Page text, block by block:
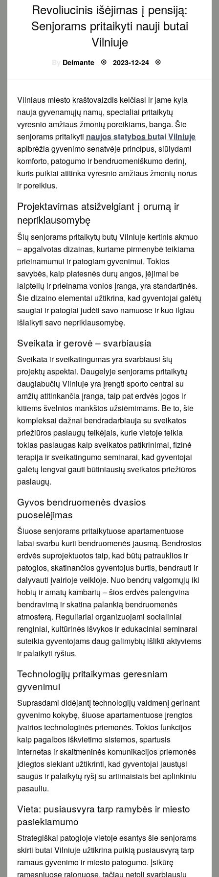
Revoliucinis išėjimas į pensiją:
Senjorams pritaikyti nauji butai
Vilniuje
Deimante Posted
on
2023-12-24
Vilniaus miesto kraštovaizdis keičiasi ir jame kyla
nauja gyvenamųjų namų, specialiai pritaikytų
vyresnio amžiaus žmonių poreikiams, banga. Šie
senjorams pritaikyti naujos statybos butai Vilniuje
apibrėžia gyvenimo senatvėje principus, siūlydami
komforto, patogumo ir bendruomeniškumo derinį,
kuris puikiai atitinka vyresnio amžiaus žmonių norus
ir poreikius.
Projektavimas atsižvelgiant į orumą ir
nepriklausomybę
Šių senjorams pritaikytų butų Vilniuje kertinis akmuo
– apgalvotas dizainas, kuriame pirmenybė teikiama
prieinamumui ir patogiam gyvenimui. Tokios
savybės, kaip platesnės durų angos, įėjimai be
laiptelių ir prieinama vonios įranga, yra standartinės.
Šie dizaino elementai užtikrina, kad gyventojai galėtų
saugiai ir patogiai judėti savo namuose ir kuo ilgiau
išlaikyti savo nepriklausomybę.
Sveikata ir gerovė – svarbiausia
Sveikata ir sveikatingumas yra svarbiausi šių
projektų aspektai. Daugelyje senjorams pritaikytų
daugiabučių Vilniuje yra įrengti sporto centrai su
amžių atitinkančia įranga, taip pat erdvės jogos ir
kitiems švelnios mankštos užsiėmimams. Be to, šie
kompleksai dažnai bendradarbiauja su sveikatos
priežiūros paslaugų teikėjais, kurie vietoje teikia
tokias paslaugas kaip sveikatos patikrinimai, fizinė
terapija ir sveikatingumo seminarai, kad gyventojai
galėtų lengvai gauti būtiniausių sveikatos priežiūros
paslaugų.
Gyvos bendruomenės dvasios
puoselėjimas
Šiuose senjorams pritaikytuose apartamentuose
labai svarbu kurti bendruomenės jausmą. Bendrosios
erdvės suprojektuotos taip, kad būtų patrauklios ir
patogios, skatinančios gyventojus burtis, bendrauti ir
dalyvauti įvairioje veikloje. Nuo bendrų valgomųjų iki
hobių ir amatų kambarių – šios erdvės palengvina
bendravimą ir skatina palankią bendruomenės
atmosferą. Reguliariai organizuojami socialiniai
renginiai, kultūrinės išvykos ir edukaciniai seminarai
suteikia gyventojams daug galimybių išlikti aktyviems
ir palaikyti ryšius.
Technologijų pritaikymas geresniam
gyvenimui
Suprasdami didėjantį technologijų vaidmenį gerinant
gyvenimo kokybę, šiuose apartamentuose įrengtos
įvairios technologinės priemonės. Tokios funkcijos
kaip pagalbos iškvietimo sistemos, spartusis
internetas ir skaitmeninės komunikacijos priemonės
įdiegtos siekiant užtikrinti, kad gyventojai jaustųsi
saugūs ir palaikytų ryšį su artimaisiais bei aplinkiniu
pasauliu.
Vieta: pusiausvyra tarp ramybės ir miesto
pasiekiamumo
Strategiškai patogioje vietoje esantys šie senjorams
skirti butai Vilniuje užtikrina puikią pusiausvyrą tarp
ramaus gyvenimo ir miesto patogumo. Įsikūrę
ramesniuose rajonuose, tačiau netoli svarbiausių